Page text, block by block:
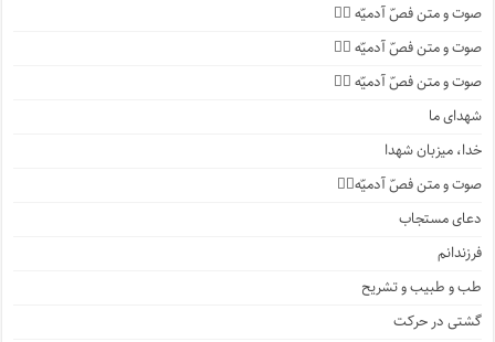
صوت و متن فصّ آدمیّه ۴️⃣
صوت و متن فصّ آدمیّه ۳️⃣
صوت و متن فصّ آدمیّه ۲️⃣
شهدای ما
خدا، میزبان شهدا
صوت و متن فصّ آدمیّه۱️⃣
دعای مستجاب
فرزندانم
طب و طبیب و تشریح
گشتی در حرکت